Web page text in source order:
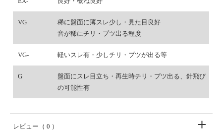
VG
稀に盤面に薄スレ少し・見た目良好
音が稀にチリ・プツ出る程度
VG- 軽いスレ有・少しチリ・プツが出る等
G
盤面にスレ目立ち・再生時チリ・プツ出る、針飛び
の可能性有
レビュー （ 0 ）